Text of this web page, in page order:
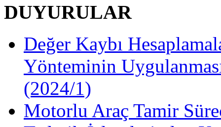
DUYURULAR
Değer Kaybı
Yönteminin
(2024/1)
Motorlu Araç Tamir